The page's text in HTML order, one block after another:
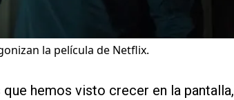
la película de Netflix.
hemos visto crecer en la pantalla,